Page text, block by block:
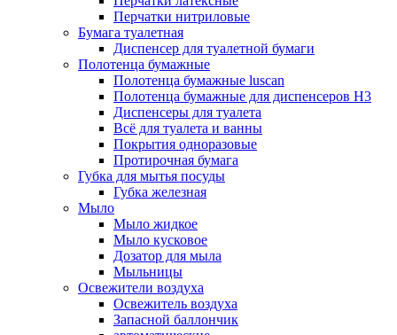
Перчатки нитриловые
Бумага туалетная
Диспенсер для туалетной бумаги
Полотенца бумажные
Полотенца бумажные luscan
Полотенца бумажные для диспенсеров H3
Диспенсеры для туалета
Всё для туалета и ванны
Покрытия одноразовые
Протирочная бумага
Губка для мытья посуды
Губка железная
Мыло
Мыло жидкое
Мыло кусковое
Дозатор для мыла
Мыльницы
Освежители воздуха
Освежитель воздуха
Запасной баллончик